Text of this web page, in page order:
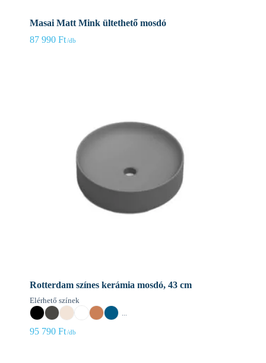
Masai Matt Mink ültethető mosdó
87 990 Ft
Rotterdam színes kerámia mosdó, 43 cm
Elérhető színek
95 790 Ft